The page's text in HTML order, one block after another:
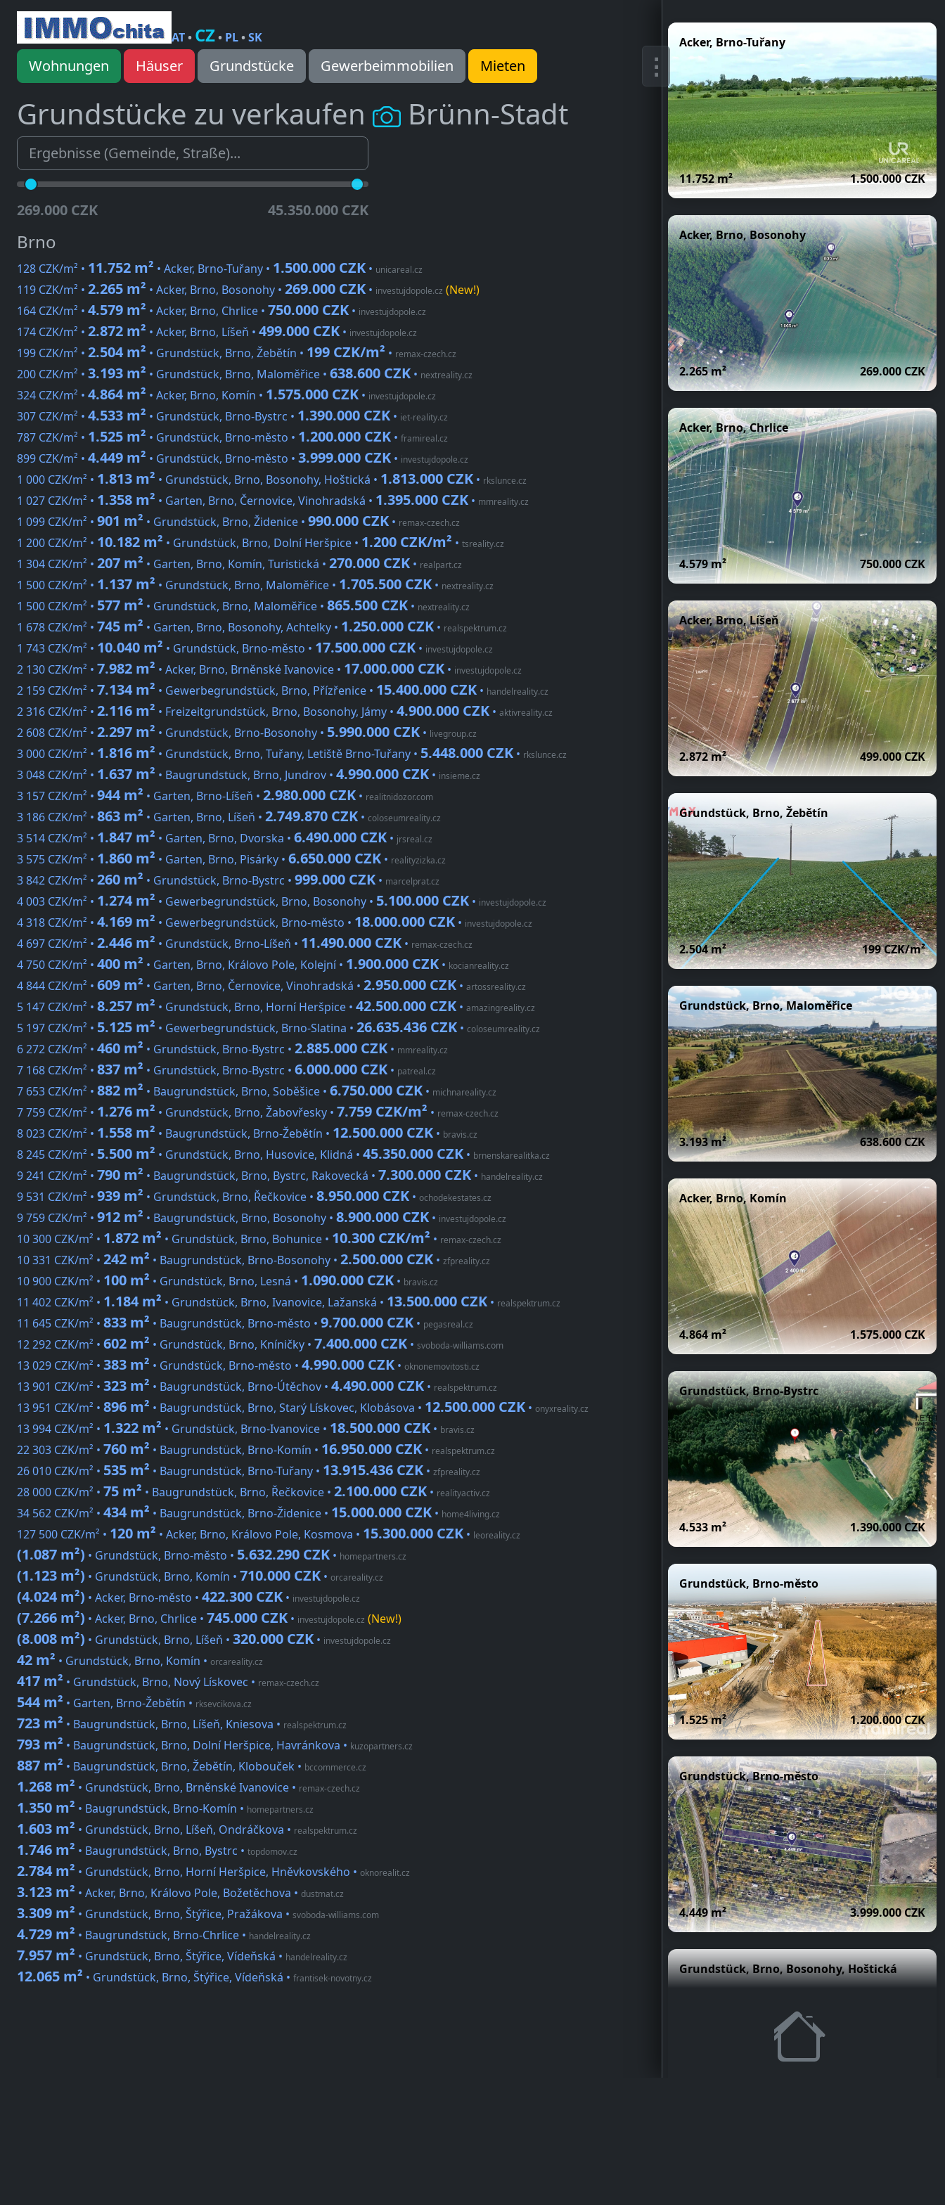
AT• CZ• PL•SK
Wohnungen Häuser Grundstücke Gewerbeimmobilien Mieten
Grundstücke zu verkaufen Brünn-Stadt
269.000 CZK 45.350.000 CZK
Brno
128 CZK/m² • 11.752 m² • Acker, Brno-Tuřany • 1.500.000 CZK • unicareal.cz
119 CZK/m² • 2.265 m² • Acker, Brno, Bosonohy • 269.000 CZK • investujdopole.cz (New!)
164 CZK/m² • 4.579 m² • Acker, Brno, Chrlice • 750.000 CZK • investujdopole.cz
174 CZK/m² • 2.872 m² • Acker, Brno, Líšeň • 499.000 CZK • investujdopole.cz
199 CZK/m² • 2.504 m² • Grundstück, Brno, Žebětín • 199 CZK/m² • remax-czech.cz
200 CZK/m² • 3.193 m² • Grundstück, Brno, Maloměřice • 638.600 CZK • nextreality.cz
324 CZK/m² • 4.864 m² • Acker, Brno, Komín • 1.575.000 CZK • investujdopole.cz
307 CZK/m² • 4.533 m² • Grundstück, Brno-Bystrc • 1.390.000 CZK • iet-reality.cz
787 CZK/m² • 1.525 m² • Grundstück, Brno-město • 1.200.000 CZK • framireal.cz
899 CZK/m² • 4.449 m² • Grundstück, Brno-město • 3.999.000 CZK • investujdopole.cz
1 000 CZK/m² • 1.813 m² • Grundstück, Brno, Bosonohy, Hoštická • 1.813.000 CZK • rkslunce.cz
1 027 CZK/m² • 1.358 m² • Garten, Brno, Černovice, Vinohradská • 1.395.000 CZK • mmreality.cz
1 099 CZK/m² • 901 m² • Grundstück, Brno, Židenice • 990.000 CZK • remax-czech.cz
1 200 CZK/m² • 10.182 m² • Grundstück, Brno, Dolní Heršpice • 1.200 CZK/m² • tsreality.cz
1 304 CZK/m² • 207 m² • Garten, Brno, Komín, Turistická • 270.000 CZK • realpart.cz
1 500 CZK/m² • 1.137 m² • Grundstück, Brno, Maloměřice • 1.705.500 CZK • nextreality.cz
1 500 CZK/m² • 577 m² • Grundstück, Brno, Maloměřice • 865.500 CZK • nextreality.cz
1 678 CZK/m² • 745 m² • Garten, Brno, Bosonohy, Achtelky • 1.250.000 CZK • realspektrum.cz
1 743 CZK/m² • 10.040 m² • Grundstück, Brno-město • 17.500.000 CZK • investujdopole.cz
2 130 CZK/m² • 7.982 m² • Acker, Brno, Brněnské Ivanovice • 17.000.000 CZK • investujdopole.cz
2 159 CZK/m² • 7.134 m² • Gewerbegrundstück, Brno, Přízřenice • 15.400.000 CZK • handelreality.cz
2 316 CZK/m² • 2.116 m² • Freizeitgrundstück, Brno, Bosonohy, Jámy • 4.900.000 CZK • aktivreality.cz
2 608 CZK/m² • 2.297 m² • Grundstück, Brno-Bosonohy • 5.990.000 CZK • livegroup.cz
3 000 CZK/m² • 1.816 m² • Grundstück, Brno, Tuřany, Letiště Brno-Tuřany • 5.448.000 CZK • rkslunce.cz
3 048 CZK/m² • 1.637 m² • Baugrundstück, Brno, Jundrov • 4.990.000 CZK • insieme.cz
3 157 CZK/m² • 944 m² • Garten, Brno-Líšeň • 2.980.000 CZK • realitnidozor.com
3 186 CZK/m² • 863 m² • Garten, Brno, Líšeň • 2.749.870 CZK • coloseumreality.cz
3 514 CZK/m² • 1.847 m² • Garten, Brno, Dvorska • 6.490.000 CZK • jrsreal.cz
3 575 CZK/m² • 1.860 m² • Garten, Brno, Pisárky • 6.650.000 CZK • realityzizka.cz
3 842 CZK/m² • 260 m² • Grundstück, Brno-Bystrc • 999.000 CZK • marcelprat.cz
4 003 CZK/m² • 1.274 m² • Gewerbegrundstück, Brno, Bosonohy • 5.100.000 CZK • investujdopole.cz
4 318 CZK/m² • 4.169 m² • Gewerbegrundstück, Brno-město • 18.000.000 CZK • investujdopole.cz
4 697 CZK/m² • 2.446 m² • Grundstück, Brno-Líšeň • 11.490.000 CZK • remax-czech.cz
4 750 CZK/m² • 400 m² • Garten, Brno, Královo Pole, Kolejní • 1.900.000 CZK • kocianreality.cz
4 844 CZK/m² • 609 m² • Garten, Brno, Černovice, Vinohradská • 2.950.000 CZK • artossreality.cz
5 147 CZK/m² • 8.257 m² • Grundstück, Brno, Horní Heršpice • 42.500.000 CZK • amazingreality.cz
5 197 CZK/m² • 5.125 m² • Gewerbegrundstück, Brno-Slatina • 26.635.436 CZK • coloseumreality.cz
6 272 CZK/m² • 460 m² • Grundstück, Brno-Bystrc • 2.885.000 CZK • mmreality.cz
7 168 CZK/m² • 837 m² • Grundstück, Brno-Bystrc • 6.000.000 CZK • patreal.cz
7 653 CZK/m² • 882 m² • Baugrundstück, Brno, Soběšice • 6.750.000 CZK • michnareality.cz
7 759 CZK/m² • 1.276 m² • Grundstück, Brno, Žabovřesky • 7.759 CZK/m² • remax-czech.cz
8 023 CZK/m² • 1.558 m² • Baugrundstück, Brno-Žebětín • 12.500.000 CZK • bravis.cz
8 245 CZK/m² • 5.500 m² • Grundstück, Brno, Husovice, Klidná • 45.350.000 CZK • brnenskarealitka.cz
9 241 CZK/m² • 790 m² • Baugrundstück, Brno, Bystrc, Rakovecká • 7.300.000 CZK • handelreality.cz
9 531 CZK/m² • 939 m² • Grundstück, Brno, Řečkovice • 8.950.000 CZK • ochodekestates.cz
9 759 CZK/m² • 912 m² • Baugrundstück, Brno, Bosonohy • 8.900.000 CZK • investujdopole.cz
10 300 CZK/m² • 1.872 m² • Grundstück, Brno, Bohunice • 10.300 CZK/m² • remax-czech.cz
10 331 CZK/m² • 242 m² • Baugrundstück, Brno-Bosonohy • 2.500.000 CZK • zfpreality.cz
10 900 CZK/m² • 100 m² • Grundstück, Brno, Lesná • 1.090.000 CZK • bravis.cz
11 402 CZK/m² • 1.184 m² • Grundstück, Brno, Ivanovice, Lažanská • 13.500.000 CZK • realspektrum.cz
11 645 CZK/m² • 833 m² • Baugrundstück, Brno-město • 9.700.000 CZK • pegasreal.cz
12 292 CZK/m² • 602 m² • Grundstück, Brno, Kníničky • 7.400.000 CZK • svoboda-williams.com
13 029 CZK/m² • 383 m² • Grundstück, Brno-město • 4.990.000 CZK • oknonemovitosti.cz
13 901 CZK/m² • 323 m² • Baugrundstück, Brno-Útěchov • 4.490.000 CZK • realspektrum.cz
13 951 CZK/m² • 896 m² • Baugrundstück, Brno, Starý Lískovec, Klobásova • 12.500.000 CZK • onyxreality.cz
13 994 CZK/m² • 1.322 m² • Grundstück, Brno-Ivanovice • 18.500.000 CZK • bravis.cz
22 303 CZK/m² • 760 m² • Baugrundstück, Brno-Komín • 16.950.000 CZK • realspektrum.cz
26 010 CZK/m² • 535 m² • Baugrundstück, Brno-Tuřany • 13.915.436 CZK • zfpreality.cz
28 000 CZK/m² • 75 m² • Baugrundstück, Brno, Řečkovice • 2.100.000 CZK • realityactiv.cz
34 562 CZK/m² • 434 m² • Baugrundstück, Brno-Židenice • 15.000.000 CZK • home4living.cz
127 500 CZK/m² • 120 m² • Acker, Brno, Královo Pole, Kosmova • 15.300.000 CZK • leoreality.cz
(1.087 m²) • Grundstück, Brno-město • 5.632.290 CZK • homepartners.cz
(1.123 m²) • Grundstück, Brno, Komín • 710.000 CZK • orcareality.cz
(4.024 m²) • Acker, Brno-město • 422.300 CZK • investujdopole.cz
(7.266 m²) • Acker, Brno, Chrlice • 745.000 CZK • investujdopole.cz (New!)
(8.008 m²) • Grundstück, Brno, Líšeň • 320.000 CZK • investujdopole.cz
42 m² • Grundstück, Brno, Komín • orcareality.cz
417 m² • Grundstück, Brno, Nový Lískovec • remax-czech.cz
544 m² • Garten, Brno-Žebětín • rksevcikova.cz
723 m² • Baugrundstück, Brno, Líšeň, Kniesova • realspektrum.cz
793 m² • Baugrundstück, Brno, Dolní Heršpice, Havránkova • kuzopartners.cz
887 m² • Baugrundstück, Brno, Žebětín, Klobouček • bccommerce.cz
1.268 m² • Grundstück, Brno, Brněnské Ivanovice • remax-czech.cz
1.350 m² • Baugrundstück, Brno-Komín • homepartners.cz
1.603 m² • Grundstück, Brno, Líšeň, Ondráčkova • realspektrum.cz
1.746 m² • Baugrundstück, Brno, Bystrc • topdomov.cz
2.784 m² • Grundstück, Brno, Horní Heršpice, Hněvkovského • oknorealit.cz
3.123 m² • Acker, Brno, Královo Pole, Božetěchova • dustmat.cz
3.309 m² • Grundstück, Brno, Štýřice, Pražákova • svoboda-williams.com
4.729 m² • Baugrundstück, Brno-Chrlice • handelreality.cz
7.957 m² • Grundstück, Brno, Štýřice, Vídeňská • handelreality.cz
12.065 m² • Grundstück, Brno, Štýřice, Vídeňská • frantisek-novotny.cz